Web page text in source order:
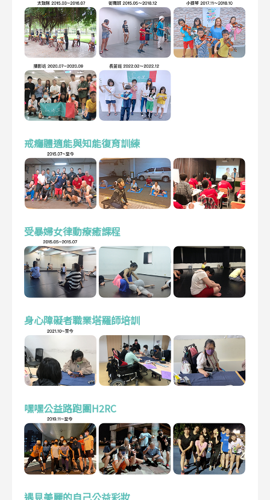
戒癮體適能與知能復育訓練
受暴婦女律動療癒課程
身心障礙者職業塔羅師培訓
嘿嘿公益路跑團H2RC
遇見美麗的自己公益彩妝